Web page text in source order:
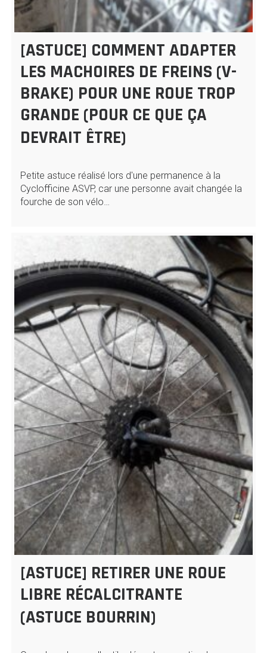
[ASTUCE] COMMENT ADAPTER
LES MACHOIRES DE FREINS (V-
BRAKE) POUR UNE ROUE TROP
GRANDE (POUR CE QUE ÇA
DEVRAIT ÊTRE)
Petite astuce réalisé lors d'une permanence à la
Cyclofficine ASVP, car une personne avait changée la
fourche de son vélo…
[ASTUCE] RETIRER UNE ROUE
LIBRE RÉCALCITRANTE
(ASTUCE BOURRIN)